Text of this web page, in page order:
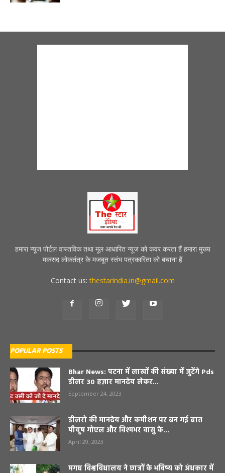
हमारा न्यूज पोर्टल वास्तविक तथा मूल आधारित न्यूज को कवर करता हैं हमारा मुख्य
मकसद लोकतंत्र के मजबूत स्तंभ पत्रकारिता को बचाना हैं
Contact us:thestarindia.in@gmail.com
POPULAR POSTS
Bhar News: पटना में लाखों की संख्या में जुटेंगे Pds
डीलर 30 हज़ार मानदेय लेकर...
September 24, 2023
डीलरो की मानदेय और कमीशन पर बन गई बात
पीयूष गोएल और विश्मभर वासु के...
April 29, 2023
मगध विश्वविधालय ने छात्रों के भविष्य को अंधकार में